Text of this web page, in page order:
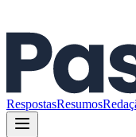
RespostasResumos